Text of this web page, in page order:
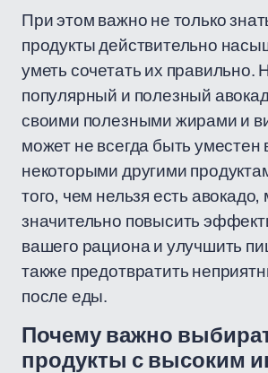
При этом важно не только
продукты действительно
уметь сочетать их правильно.
популярный и полезный
своими полезными жирами и
может не всегда быть уместен
некоторыми другими
того, чем нельзя есть
значительно повысить
вашего рациона и улучшить
также предотвратить
после еды.
Почему важно
продукты с высоким